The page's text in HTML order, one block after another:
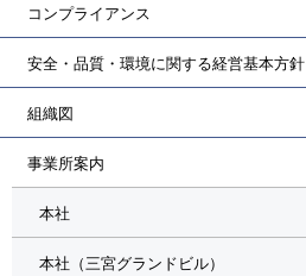
コンプライアンス
安全・品質・環境に関する経営基本方針
組織図
事業所案内
本社
本社（三宮グランドビル）